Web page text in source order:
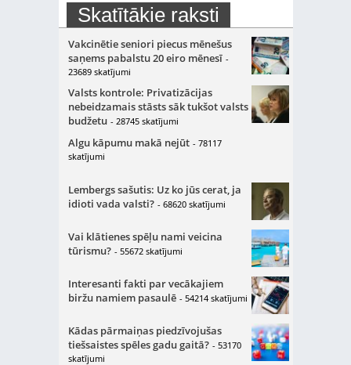
Skatītākie raksti
Vakcinētie seniori piecus mēnešus
saņems pabalstu 20 eiro mēnesī -
23689 skatījumi
Valsts kontrole: Privatizācijas
nebeidzamais stāsts sāk tukšot valsts
budžetu - 28745 skatījumi
Algu kāpumu makā nejūt - 78117
skatījumi
Lembergs sašutis: Uz ko jūs cerat, ja
idioti vada valsti? - 68620 skatījumi
Vai klātienes spēļu nami veicina
tūrismu? - 55672 skatījumi
Interesanti fakti par vecākajiem
biržu namiem pasaulē - 54214 skatījumi
Kādas pārmaiņas piedzīvojušas
tiešsaistes spēles gadu gaitā? - 53170
skatījumi